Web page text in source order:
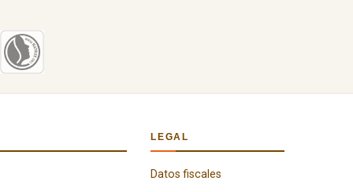
LEGAL
Datos fiscales